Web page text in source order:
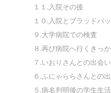
１１.入院その後
１０.入院とブラッドパ
９.大学病院での検査
８.再び病院へ行くきっ
７.いおりさんとの出会い
６.ふにゃららさんとの
５.病名判明後の学生生活